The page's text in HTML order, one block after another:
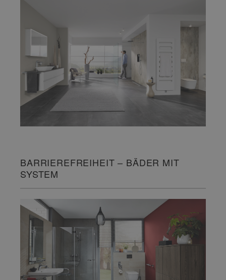
BARRIEREFREIHEIT – BÄDER MIT
SYSTEM